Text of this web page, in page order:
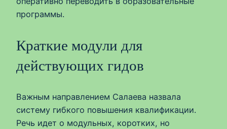
программы.
Краткие модули для
действующих гидов
Важным направлением Салаева назвала
систему гибкого повышения квалификации.
Речь идет о модульных, коротких, но